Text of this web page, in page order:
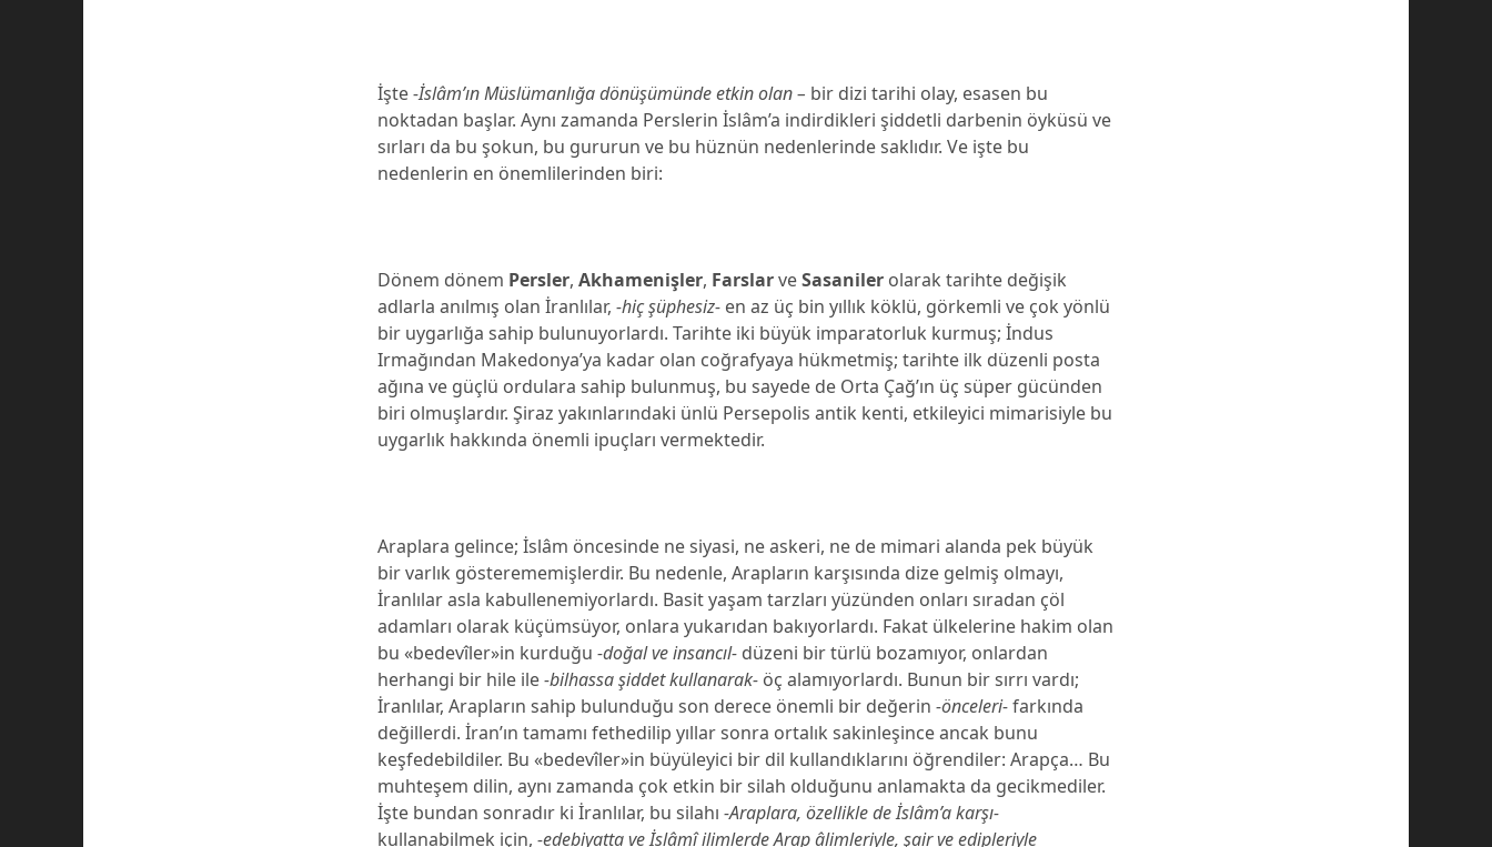
İşte-İslâm’ın Müslümanlığa dönüşümünde etkin olan – bir dizi tarihi olay, esasen bu
noktadan başlar. Aynı zamanda Perslerin İslâm’a indirdikleri şiddetli darbenin öyküsü ve
sırları da bu şokun, bu gururun ve bu hüznün nedenlerinde saklıdır. Ve işte bu
nedenlerin en önemlilerinden biri:
Dönem dönem Persler,Akhamenişler, FarslarveSasaniler olarak tarihte değişik
adlarla anılmış olan İranlılar,-hiç şüphesiz- en az üç bin yıllık köklü, görkemli ve çok yönlü
bir uygarlığa sahip bulunuyorlardı. Tarihte iki büyük imparatorluk kurmuş; İndus
Irmağından Makedonya’ya kadar olan coğrafyaya hükmetmiş; tarihte ilk düzenli posta
ağına ve güçlü ordulara sahip bulunmuş, bu sayede de Orta Çağ’ın üç süper gücünden
biri olmuşlardır. Şiraz yakınlarındaki ünlü Persepolis antik kenti, etkileyici mimarisiyle bu
uygarlık hakkında önemli ipuçları vermektedir.
Araplara gelince; İslâm öncesinde ne siyasi, ne askeri, ne de mimari alanda pek büyük
bir varlık gösterememişlerdir. Bu nedenle, Arapların karşısında dize gelmiş olmayı,
İranlılar asla kabullenemiyorlardı. Basit yaşam tarzları yüzünden onları sıradan çöl
adamları olarak küçümsüyor, onlara yukarıdan bakıyorlardı. Fakat ülkelerine hakim olan
bu «bedevîler»in kurduğu-doğal ve insancıl- düzeni bir türlü bozamıyor, onlardan
herhangi bir hile ile-bilhassa şiddet kullanarak- öç alamıyorlardı. Bunun bir sırrı vardı;
İranlılar, Arapların sahip bulunduğu son derece önemli bir değerin-önceleri-farkında
değillerdi. İran’ın tamamı fethedilip yıllar sonra ortalık sakinleşince ancak bunu
keşfedebildiler. Bu «bedevîler»in büyüleyici bir dil kullandıklarını öğrendiler: Arapça… Bu
muhteşem dilin, aynı zamanda çok etkin bir silah olduğunu anlamakta da gecikmediler.
İşte bundan sonradır ki İranlılar, bu silahı-Araplara, özellikle de İslâm’a karşı-
kullanabilmek için,-edebiyatta ve İslâmî ilimlerde Arap âlimleriyle, şair ve edipleriyle